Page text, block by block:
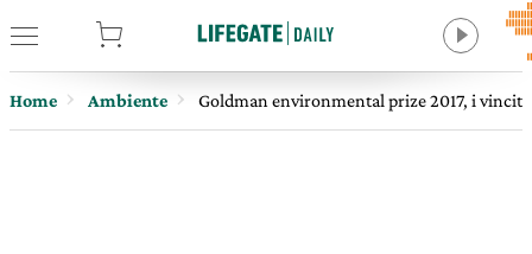
Home Ambiente Goldman environmental prize 2017, i